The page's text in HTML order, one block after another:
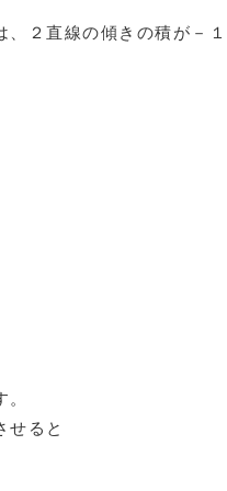
、２直線の傾きの積が
せると